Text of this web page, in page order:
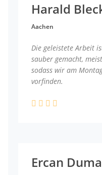
Harald
Aachen
Die geleistete Arbeit
sauber gemacht,
sodass wir am
vorfinden.
Ercan